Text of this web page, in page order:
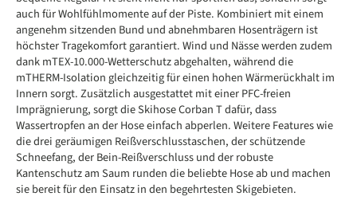
auch für Wohlfühlmomente auf der Piste. Kombiniert mit einem
angenehm sitzenden Bund und abnehmbaren Hosenträgern ist
höchster Tragekomfort garantiert. Wind und Nässe werden zudem
dank mTEX-10.000-Wetterschutz abgehalten, während die
mTHERM-Isolation gleichzeitig für einen hohen Wärmerückhalt im
Innern sorgt. Zusätzlich ausgestattet mit einer PFC-freien
Imprägnierung, sorgt die Skihose Corban T dafür, dass
Wassertropfen an der Hose einfach abperlen. Weitere Features wie
die drei geräumigen Reißverschlusstaschen, der schützende
Schneefang, der Bein-Reißverschluss und der robuste
Kantenschutz am Saum runden die beliebte Hose ab und machen
sie bereit für den Einsatz in den begehrtesten Skigebieten.